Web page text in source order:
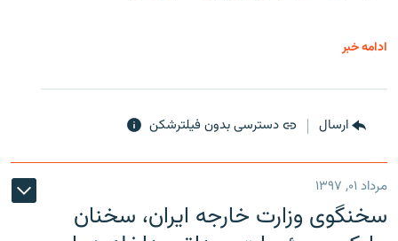
ادامه خبر
ارسال دسترسی بدون فیلترشکن
مرداد ۰۱, ۱۳۹۷
سخنگوی وزارت خارجه ایران، سخنان